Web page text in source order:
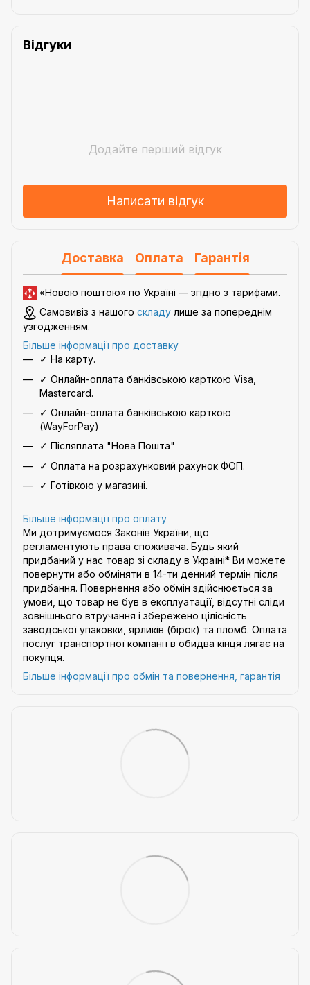
Відгуки
Додайте перший відгук
Написати відгук
Доставка Оплата Гарантія
«Новою поштою» по Україні — згідно з тарифами.
Самовивіз з нашого складу лише за попереднім
узгодженням.
Більше інформації про доставку
✓ На карту.
✓ Онлайн-оплата банківською карткою Visa,
Mastercard.
✓ Онлайн-оплата банківською карткою
(WayForPay)
✓ Післяплата "Нова Пошта"
✓ Оплата на розрахунковий рахунок ФОП.
✓ Готівкою у магазині.
Більше інформації про оплату
Ми дотримуємося Законів України, що
регламентують права споживача. Будь який
придбаний у нас товар зі складу в Україні* Ви можете
повернути або обміняти в 14-ти денний термін після
придбання. Повернення або обмін здійснюється за
умови, що товар не був в експлуатації, відсутні сліди
зовнішнього втручання і збережено цілісність
заводської упаковки, ярликів (бірок) та пломб. Оплата
послуг транспортної компанії в обидва кінця лягає на
покупця.
Більше інформації про обмін та повернення, гарантія